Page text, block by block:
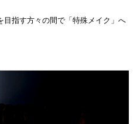
目指す方々の間で「特殊メイク」へ